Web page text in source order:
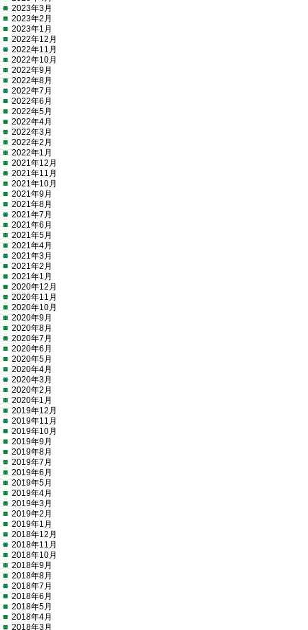
2023年3月
2023年2月
2023年1月
2022年12月
2022年11月
2022年10月
2022年9月
2022年8月
2022年7月
2022年6月
2022年5月
2022年4月
2022年3月
2022年2月
2022年1月
2021年12月
2021年11月
2021年10月
2021年9月
2021年8月
2021年7月
2021年6月
2021年5月
2021年4月
2021年3月
2021年2月
2021年1月
2020年12月
2020年11月
2020年10月
2020年9月
2020年8月
2020年7月
2020年6月
2020年5月
2020年4月
2020年3月
2020年2月
2020年1月
2019年12月
2019年11月
2019年10月
2019年9月
2019年8月
2019年7月
2019年6月
2019年5月
2019年4月
2019年3月
2019年2月
2019年1月
2018年12月
2018年11月
2018年10月
2018年9月
2018年8月
2018年7月
2018年6月
2018年5月
2018年4月
2018年3月